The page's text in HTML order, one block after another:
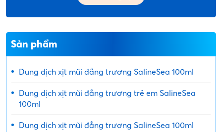
Sản phẩm
Dung dịch xịt mũi đẳng trương SalineSea 100ml
Dung dịch xịt mũi đẳng trương trẻ em SalineSea
100ml
Dung dịch xịt mũi đẳng trương SalineSea 100ml